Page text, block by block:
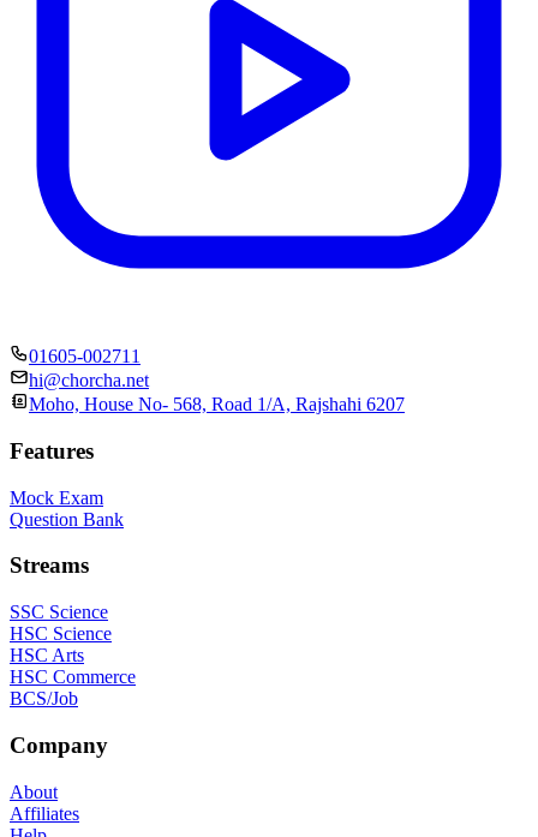
01605-002711
hi@chorcha.net
Moho, House No- 568, Road 1/A, Rajshahi 6207
Features
Mock Exam
Question Bank
Streams
SSC Science
HSC Science
HSC Arts
HSC Commerce
BCS/Job
Company
About
Affiliates